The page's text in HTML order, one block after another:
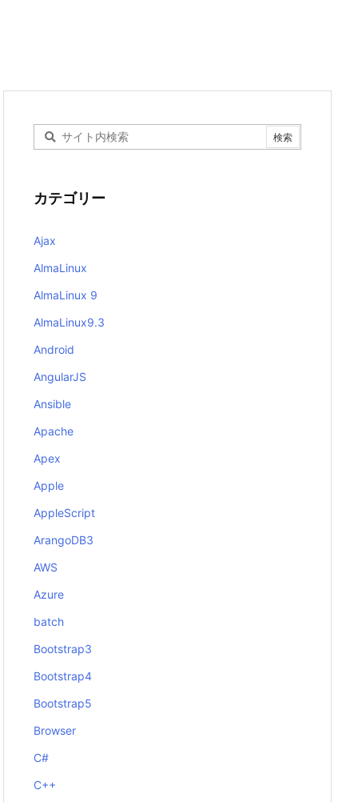
カテゴリー
Ajax
AlmaLinux
AlmaLinux 9
AlmaLinux9.3
Android
AngularJS
Ansible
Apache
Apex
Apple
AppleScript
ArangoDB3
AWS
Azure
batch
Bootstrap3
Bootstrap4
Bootstrap5
Browser
C#
C++